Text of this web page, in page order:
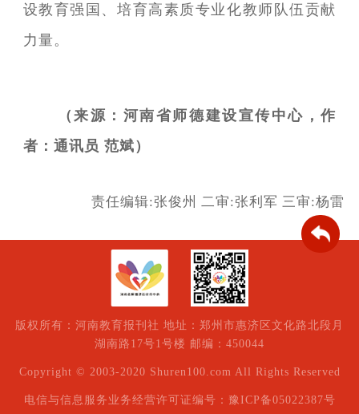
设教育强国、培育高素质专业化教师队伍贡献
力量。
（来源：河南省师德建设宣传中心，作
者：通讯员 范斌）
责任编辑:张俊州 二审:张利军 三审:杨雷
版权所有：河南教育报刊社 地址：郑州市惠济区文化路北段月
湖南路17号1号楼 邮编：450044
Copyright © 2003-2020 Shuren100.com All Rights Reserved
电信与信息服务业务经营许可证编号：豫ICP备05022387号